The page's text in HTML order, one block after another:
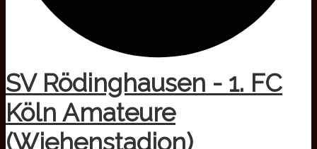
SV Rödinghausen - 1. FC
Köln Amateure
(Wiehenstadion)